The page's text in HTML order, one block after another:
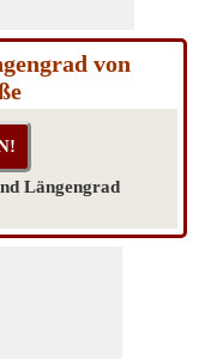
von
Längengrad